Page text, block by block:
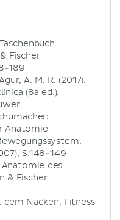
Fischer
189
A. M. R. (2017).
(8a ed.).
Anatomie –
S.148-149
des
& Fischer
dem Nacken, Fitness